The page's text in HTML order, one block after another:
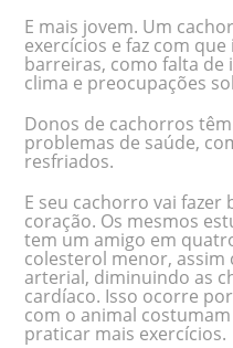
E mais jovem. Um
exercícios e faz com
barreiras, como falta de
clima e preocupações
Donos de cachorros
problemas de saúde,
resfriados.
E seu cachorro vai
coração. Os mesmos
tem um amigo em
colesterol menor,
arterial, diminuindo as
cardíaco. Isso ocorre
com o animal
praticar mais exercícios.